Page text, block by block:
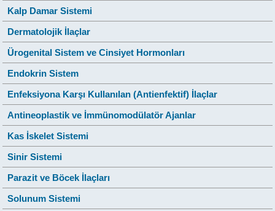
Kalp Damar Sistemi
Dermatolojik İlaçlar
Ürogenital Sistem ve Cinsiyet Hormonları
Endokrin Sistem
Enfeksiyona Karşı Kullanılan (Antienfektif) İlaçlar
Antineoplastik ve İmmünomodülatör Ajanlar
Kas İskelet Sistemi
Sinir Sistemi
Parazit ve Böcek İlaçları
Solunum Sistemi